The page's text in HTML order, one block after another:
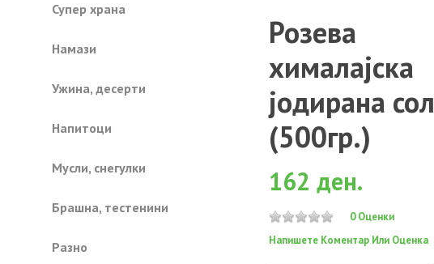
Супер храна
Намази
Ужина, десерти
Напитоци
Mусли, снегулки
Брашна, тестенини
Разно
Розева
хималајска
јодирана сол
(500гр.)
162 ден.
0 Оценки
Напишете Коментар Или Оценка